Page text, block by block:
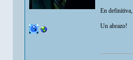
En definitiva,
Un abrazo!